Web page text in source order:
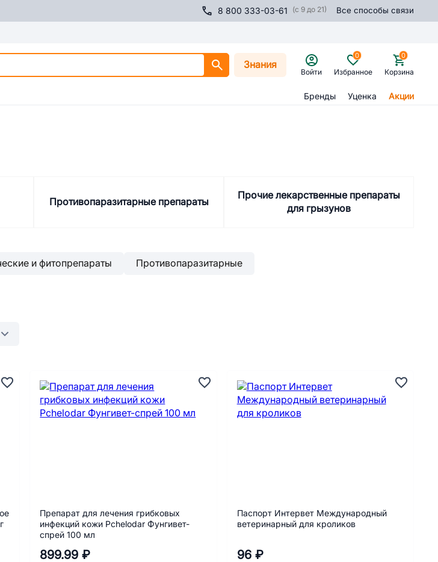
8 800 333-03-61 (с 9 до 21) Все способы связи
Знания
Войти Избранное
0
Корзина
0
Бренды Уценка Акции
Противопаразитарные препараты
Прочие лекарственные препараты
для грызунов
и фитопрепараты Противопаразитарные
Препарат для лечения грибковых
инфекций кожи Pchelodar Фунгивет-
спрей 100 мл
899.99 ₽
Паспорт Интервет Международный
ветеринарный для кроликов
96 ₽